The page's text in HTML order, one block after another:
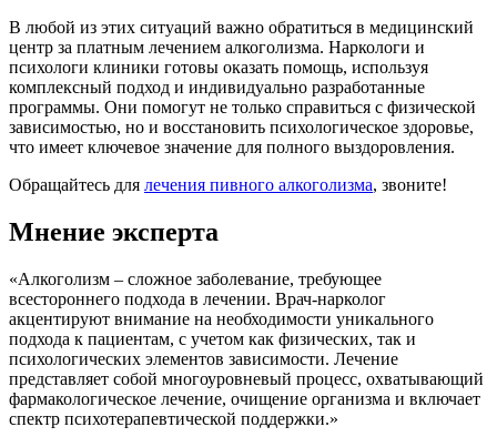
В любой из этих ситуаций важно обратиться в медицинский
центр за платным лечением алкоголизма. Наркологи и
психологи клиники готовы оказать помощь, используя
комплексный подход и индивидуально разработанные
программы. Они помогут не только справиться с физической
зависимостью, но и восстановить психологическое здоровье,
что имеет ключевое значение для полного выздоровления.
Обращайтесь для лечения пивного алкоголизма, звоните!
Мнение эксперта
«Алкоголизм – сложное заболевание, требующее
всестороннего подхода в лечении. Врач-нарколог
акцентируют внимание на необходимости уникального
подхода к пациентам, с учетом как физических, так и
психологических элементов зависимости. Лечение
представляет собой многоуровневый процесс, охватывающий
фармакологическое лечение, очищение организма и включает
спектр психотерапевтической поддержки.»